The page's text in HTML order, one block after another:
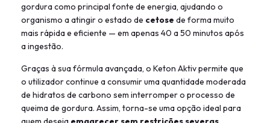
gordura como principal fonte de energia, ajudando o
organismo a atingir o estado de cetose de forma muito
mais rápida e eficiente — em apenas 40 a 50 minutos após
a ingestão.
Graças à sua fórmula avançada, o Keton Aktiv permite que
o utilizador continue a consumir uma quantidade moderada
de hidratos de carbono sem interromper o processo de
queima de gordura. Assim, torna-se uma opção ideal para